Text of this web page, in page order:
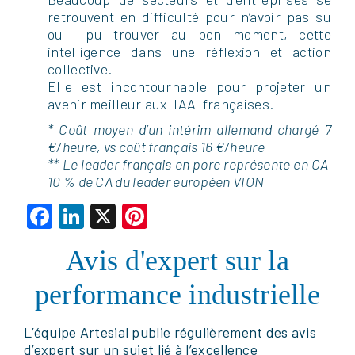
retrouvent en difficulté pour n’avoir pas su
ou pu trouver au bon moment, cette
intelligence dans une réflexion et action
collective.
Elle est incontournable pour projeter un
avenir meilleur aux IAA françaises.
* Coût moyen d’un intérim allemand chargé 7
€/heure, vs coût français 16 €/heure
** Le leader français en porc représente en CA
10 % de CA du leader européen VION
Facebook
LinkedIn
X
Avis d'expert sur la
performance industrielle
L’équipe Artesial publie régulièrement des avis
d’expert sur un sujet lié à l’excellence